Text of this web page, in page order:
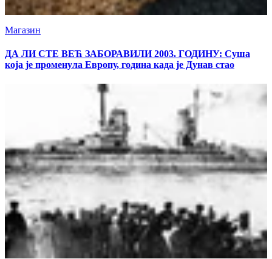
Магазин
ДА ЛИ СТЕ ВЕЋ ЗАБОРАВИЛИ 2003. ГОДИНУ: Суша
која је променула Европу, година када је Дунав стао